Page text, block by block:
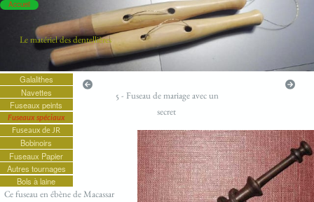
Accueil
Le matériel des dentellières
Fuseaux peints
Fuseaux spéciaux
5 - Fuseau de mariage avec un
Fuseaux de JR
Bobinoirs
Fuseaux Papier
Autres tournages
Bols à laine
Ce fuseau en ébène de Macassar
cache un mini fuseau en
galalithe.
Par contre
aucune fenêtre ne permet de
l'apercevoir, il est nécessaire de le